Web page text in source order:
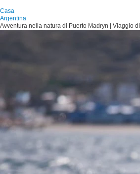
Casa
Argentina
Avventura nella natura di Puerto Madryn | Viaggio